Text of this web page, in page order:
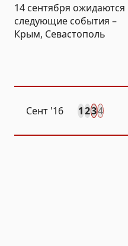
14 сентября ожидаются
следующие события –
Крым, Севастополь
Сент '16 1234